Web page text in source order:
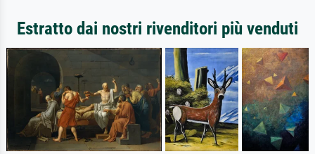
Estratto dai nostri rivenditori più venduti